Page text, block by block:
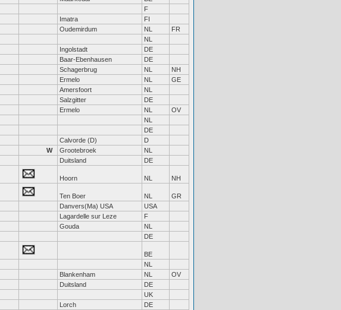
F
Imatra
FI
Oudemirdum NL
FR
NL
Ingolstadt
DE
Baar-Ebenhausen
DE
Schagerbrug NL
NH
Ermelo NL
GE
Amersfoort
NL
Salzgitter
DE
Ermelo NL
OV
NL
DE
Calvorde (D)
D
W Grootebroek
NL
Duitsland DE
Hoorn NL NH
Ten Boer NL
GR
Danvers(Ma) USA
USA
Lagardelle sur Leze
F
Gouda
NL
DE
BE
NL
Blankenham NL
OV
Duitsland
DE
UK
Lorch
DE